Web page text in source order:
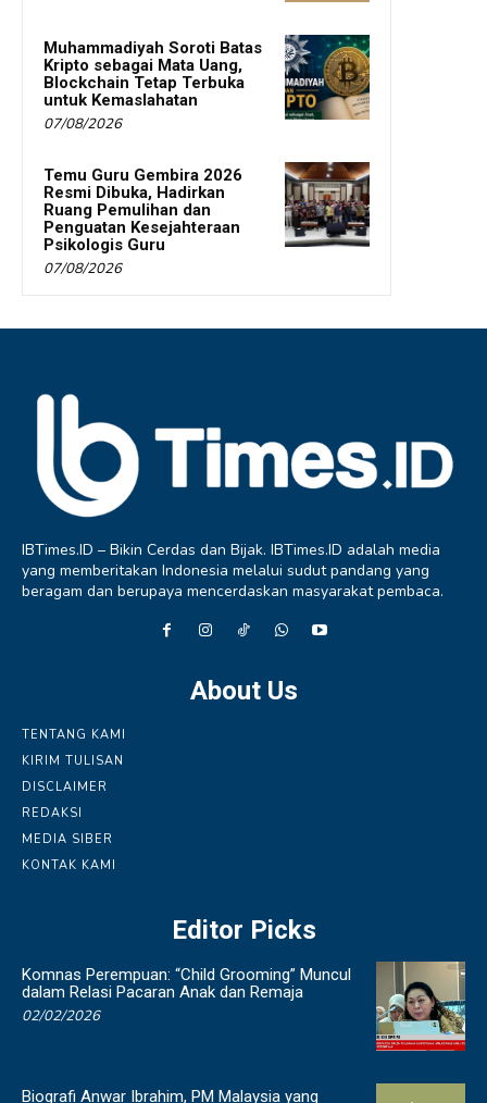
Muhammadiyah Soroti Batas
Kripto sebagai Mata Uang,
Blockchain Tetap Terbuka
untuk Kemaslahatan
07/08/2026
Temu Guru Gembira 2026
Resmi Dibuka, Hadirkan
Ruang Pemulihan dan
Penguatan Kesejahteraan
Psikologis Guru
07/08/2026
IBTimes.ID – Bikin Cerdas dan Bijak. IBTimes.ID adalah media
yang memberitakan Indonesia melalui sudut pandang yang
beragam dan berupaya mencerdaskan masyarakat pembaca.
About Us
TENTANG KAMI
KIRIM TULISAN
DISCLAIMER
REDAKSI
MEDIA SIBER
KONTAK KAMI
Editor Picks
Komnas Perempuan: “Child Grooming” Muncul
dalam Relasi Pacaran Anak dan Remaja
02/02/2026
Biografi Anwar Ibrahim, PM Malaysia yang